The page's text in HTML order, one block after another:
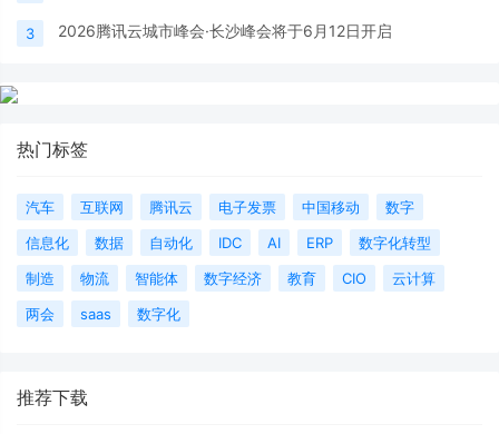
3 2026腾讯云城市峰会·长沙峰会将于6月12日开启
热门标签
汽车 互联网 腾讯云 电子发票 中国移动
数字
信息化
数据 自动化 IDC AI ERP
数字化转型
制造
物流 智能体 数字经济 教育 CIO
云计算
两会
saas 数字化
推荐下载